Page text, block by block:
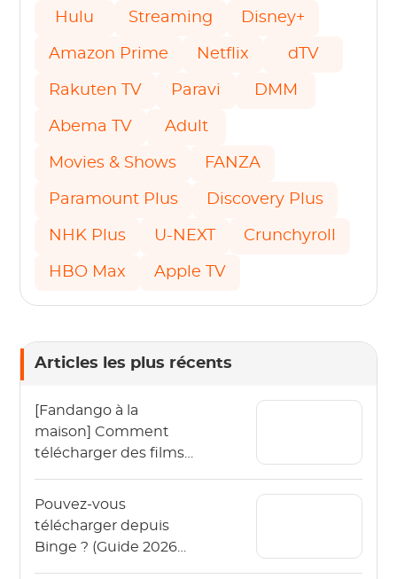
Hulu Streaming Disney+
Amazon Prime Netflix dTV
Rakuten TV Paravi DMM
Abema TV Adult
Movies & Shows FANZA
Paramount Plus Discovery Plus
NHK Plus U-NEXT Crunchyroll
HBO Max Apple TV
Articles les plus récents
[Fandango à la
maison] Comment
télécharger des films
Pouvez-vous
télécharger depuis
Binge ? (Guide 2026